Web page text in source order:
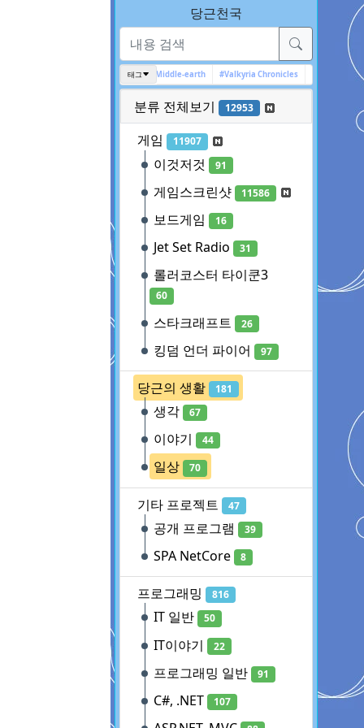
당근천국
태그#Middle-earth #Valkyria Chronicles #아
분류 전체보기 12953
게임 11907
이것저것 91
게임스크린샷 11586
보드게임 16
Jet Set Radio 31
롤러코스터 타이쿤3
60
스타크래프트 26
킹덤 언더 파이어 97
당근의 생활 181
생각 67
이야기 44
일상 70
기타 프로젝트 47
공개 프로그램 39
SPA NetCore 8
프로그래밍 816
IT 일반 50
IT이야기 22
프로그래밍 일반 91
C#, .NET 107